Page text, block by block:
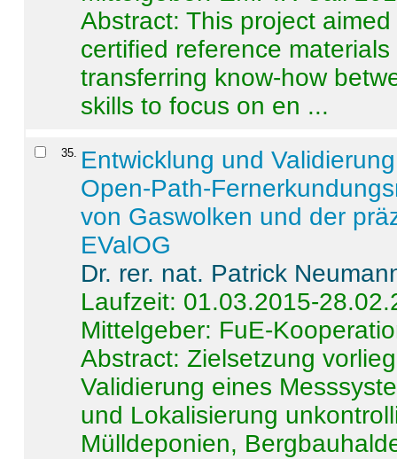
Abstract:This project
certified reference
transferring know-how
skills to focus on en ...
35. Entwicklung und
Open-Path-
von Gaswolken und der
EValOG
Dr. rer. nat. Patrick
Laufzeit: 01.03.2015-
Mittelgeber: FuE-
Abstract:Zielsetzung
Validierung eines
und Lokalisierung
Mülldeponien,